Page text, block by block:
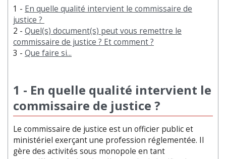
1 - En quelle qualité intervient le commissaire de
justice ?
2 - Quel(s) document(s) peut vous remettre le
commissaire de justice ? Et comment ?
3 - Que faire si...
1 - En quelle qualité intervient le
commissaire de justice ?
Le commissaire de justice est un officier public et
ministériel exerçant une profession réglementée. Il
gère des activités sous monopole en tant